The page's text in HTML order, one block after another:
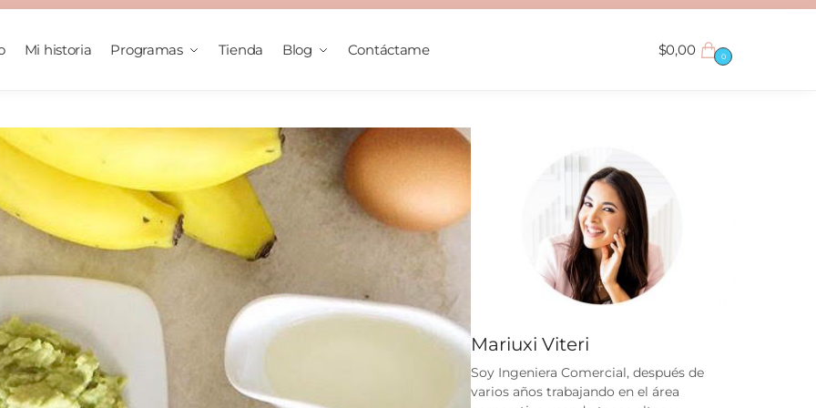
Mi historia Programas Tienda Blog Contáctame $0,00 0
Mariuxi Viteri
Soy Ingeniera Comercial, después de
varios años trabajando en el área